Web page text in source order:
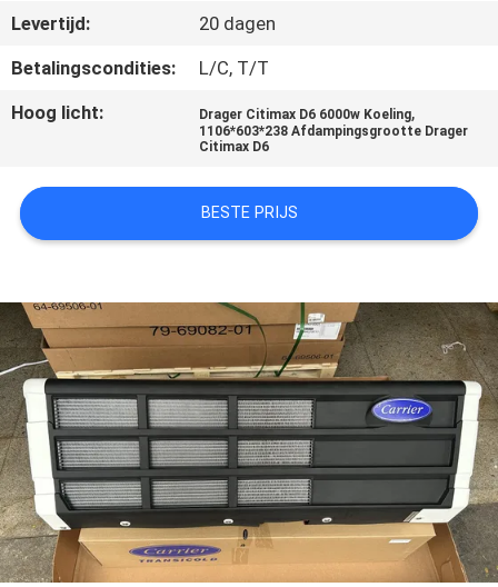
MET
ONS
OP
GEVALLEN
SITEMAP
PRIVACYBELEID
Levertijd:
20 dagen
Betalingscondities:
L/C, T/T
Hoog licht:
Drager Citimax D6 6000w Koeling,
1106*603*238 Afdampingsgrootte Drager
Citimax D6
BESTE PRIJS